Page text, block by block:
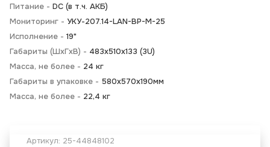
Питание - DC (в т.ч. АКБ)
Мониторинг - УКУ-207.14-LAN-BP-M-25
Исполнение - 19"
Габариты (ШхГхВ) - 483х510х133 (3U)
Масса, не более - 24 кг
Габариты в упаковке - 580х570х190мм
Масса, не более - 22,4 кг
Артикул: 25-44848102